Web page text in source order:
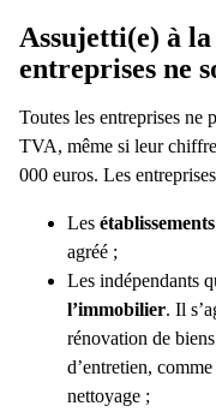
Assujetti(e) à
entreprises ne
Toutes les entreprises ne
TVA, même si leur
000 euros. Les
Les
agréé ;
Les indépendants
l’immobilier. Il
rénovation de
d’entretien,
nettoyage ;